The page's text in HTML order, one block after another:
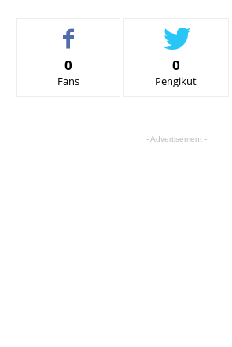
0
Fans
0
Pengikut
- Advertisement -